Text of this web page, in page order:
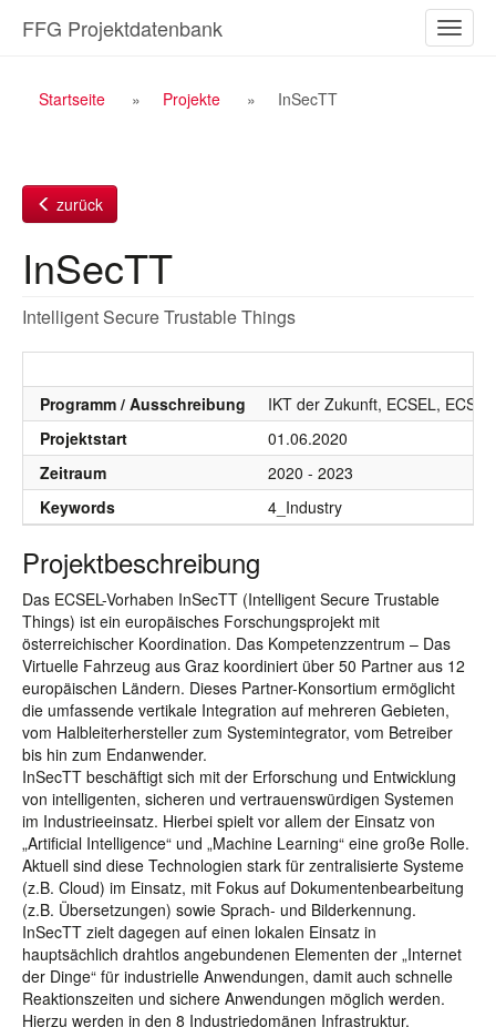
Inhalt
ein-/
FFG Projektdatenbank
Breadcrumb
Startseite Projekte InSecTT
zurück
InSecTT
Intelligent Secure Trustable Things
Programm / Ausschreibung
IKT der Zukunft, ECSEL,
Projektstart
01.06.2020
Zeitraum
2020 - 2023
Keywords
4_Industry
Projektbeschreibung
Das ECSEL-Vorhaben InSecTT (Intelligent Secure Trustable
Things) ist ein europäisches Forschungsprojekt mit
österreichischer Koordination. Das Kompetenzzentrum – Das
Virtuelle Fahrzeug aus Graz koordiniert über 50 Partner aus 12
europäischen Ländern. Dieses Partner-Konsortium ermöglicht
die umfassende vertikale Integration auf mehreren Gebieten,
vom Halbleiterhersteller zum Systemintegrator, vom Betreiber
bis hin zum Endanwender.
InSecTT beschäftigt sich mit der Erforschung und Entwicklung
von intelligenten, sicheren und vertrauenswürdigen Systemen
im Industrieeinsatz. Hierbei spielt vor allem der Einsatz von
„Artificial Intelligence“ und „Machine Learning“ eine große Rolle.
Aktuell sind diese Technologien stark für zentralisierte Systeme
(z.B. Cloud) im Einsatz, mit Fokus auf Dokumentenbearbeitung
(z.B. Übersetzungen) sowie Sprach- und Bilderkennung.
InSecTT zielt dagegen auf einen lokalen Einsatz in
hauptsächlich drahtlos angebundenen Elementen der „Internet
der Dinge“ für industrielle Anwendungen, damit auch schnelle
Reaktionszeiten und sichere Anwendungen möglich werden.
Hierzu werden in den 8 Industriedomänen Infrastruktur,